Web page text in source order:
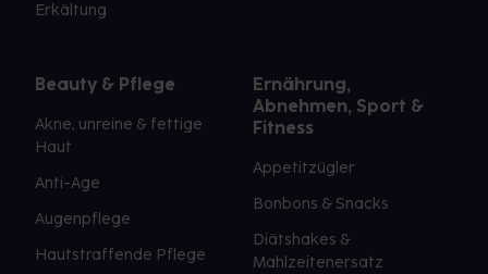
Erkältung
Beauty & Pflege
Akne, unreine & fettige
Haut
Anti-Age
Augenpflege
Hautstraffende Pflege
Ernährung,
Abnehmen, Sport &
Fitness
Appetitzügler
Bonbons & Snacks
Diätshakes &
Mahlzeitenersatz